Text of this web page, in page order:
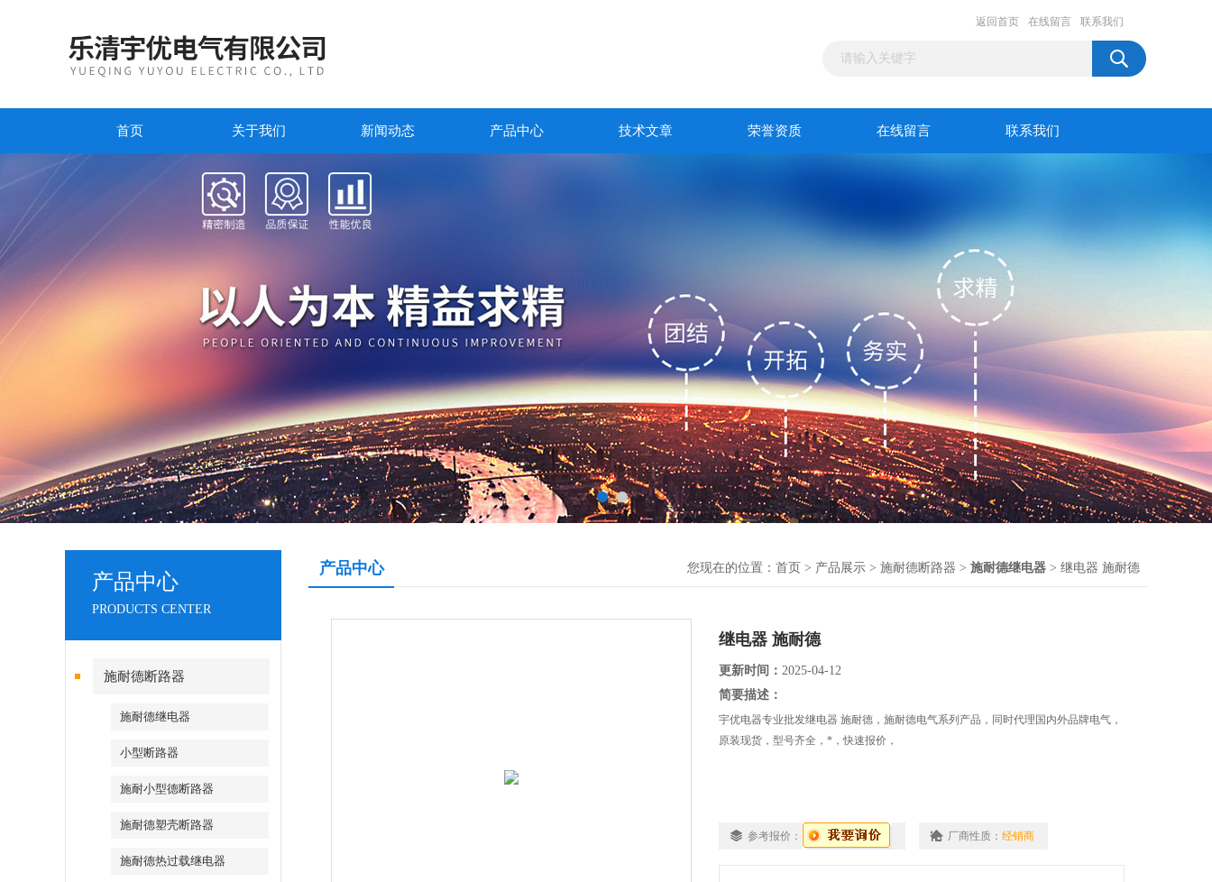
返回首页 在线留言 联系我们
首页 关于我们 新闻动态 产品中心 技术文章 荣誉资质 在线留言 联系我们
产品中心
PRODUCTS CENTER
施耐德断路器
施耐德继电器
小型断路器
施耐小型德断路器
施耐德塑壳断路器
施耐德热过载继电器
产品中心 您现在的位置： 首页 > 产品展示 > 施耐德断路器 > 施耐德继电器 > 继电器 施耐德
继电器 施耐德
更新时间： 2025-04-12
简要描述：
宇优电器专业批发继电器 施耐德，施耐德电气系列产品，同时代理国内外品牌电气，
原装现货，型号齐全，*，快速报价，
参考报价： 厂商性质： 经销商